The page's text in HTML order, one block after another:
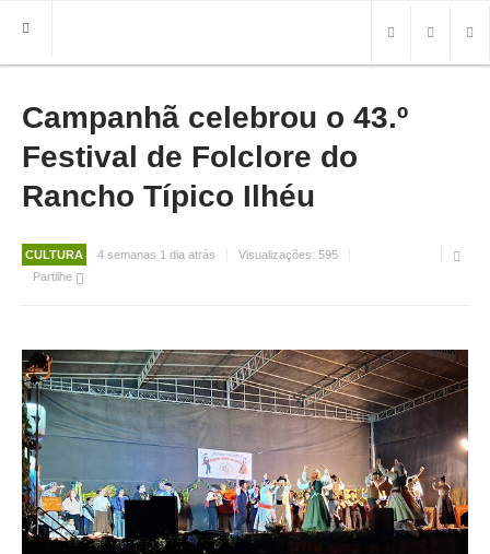
HOME
FREGUESIA
INFO
MAPA
ROTEIRO TURÍSTICO
IMPRENSA
BRASÃO
FOTOS
VÍDEOS
Campanhã celebrou o 43.º
Festival de Folclore do
Rancho Típico Ilhéu
CULTURA 4 semanas 1 dia atrás Visualizações: 595
Partilhe